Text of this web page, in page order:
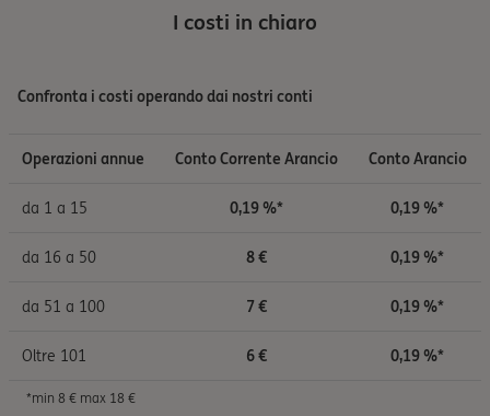
I costi in chiaro
Confronta i costi operando dai nostri conti
Operazioni annue Conto Corrente Arancio Conto Arancio
da 1 a 15 0,19 %* 0,19 %*
da 16 a 50 8 € 0,19 %*
da 51 a 100 7 € 0,19 %*
Oltre 101 6 € 0,19 %*
*min 8 € max 18 €